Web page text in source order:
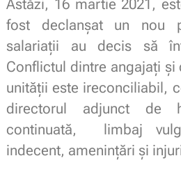
Astăzi, 16 martie 2021,
fost declanșat un nou
salariații au decis să
Conflictul dintre angajați
unității este ireconciliabil,
directorul adjunct de
continuată, limbaj
indecent, amenințări și